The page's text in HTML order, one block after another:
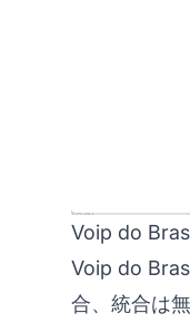
Voip do
Voip do
合、統合は